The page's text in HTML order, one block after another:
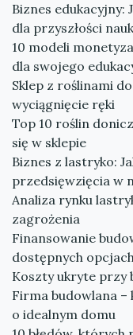
Biznes
dla przyszłości
10 modeli
dla swojego
Sklep z roślinami
wyciągnięcie ręki
Top 10 roślin
się w sklepie
Biznes z lastryko:
przedsięwzięcia w
Analiza rynku
zagrożenia
Finansowanie
dostępnych
Koszty ukryte przy
Firma budowlana
o idealnym domu